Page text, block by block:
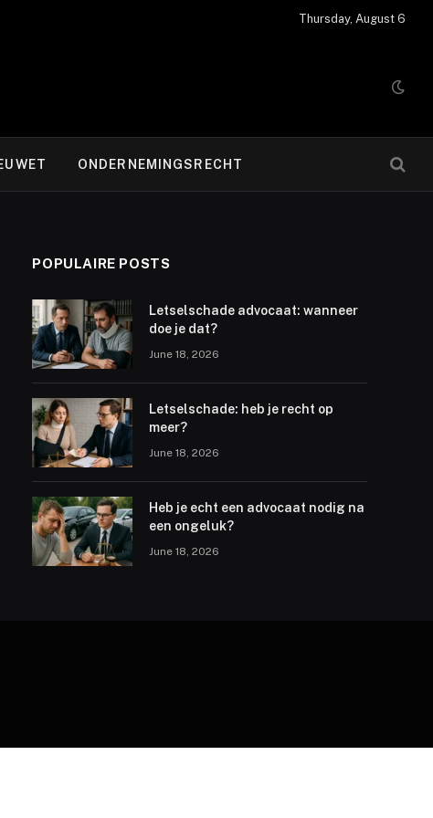
Thursday, August 6
ONDERNEMINGSRECHT
POPULAIRE POSTS
Letselschade advocaat: wanneer
doe je dat?
June 18, 2026
Letselschade: heb je recht op
meer?
June 18, 2026
Heb je echt een advocaat nodig na
een ongeluk?
June 18, 2026